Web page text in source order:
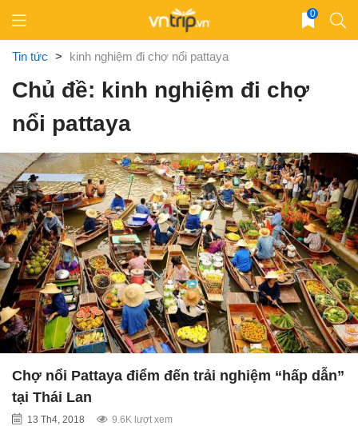
content
0
Tin tức > kinh nghiệm đi chợ nổi pattaya
Chủ đề: kinh nghiệm đi chợ
nổi pattaya
Chợ nổi Pattaya điểm đến trải nghiệm “hấp dẫn”
tại Thái Lan
13 Th4, 2018 9.6K lượt xem